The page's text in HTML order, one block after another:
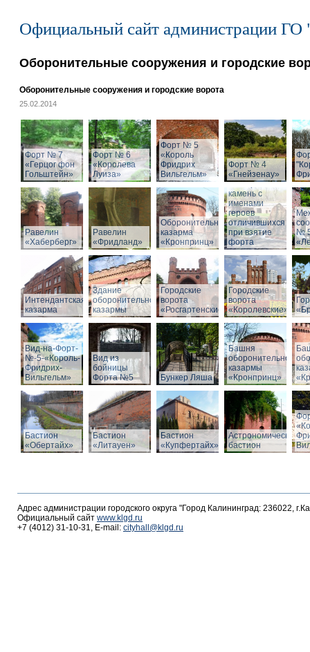
Официальный сайт администрации ГО
Оборонительные сооружения и городские
Оборонительные сооружения и городские ворота
25.02.2014
Форт № 7
«Герцог фон
Гольштейн»
Форт № 6
«Королева
Луиза»
Форт № 5
«Король
Фридрих
Вильгельм»
Форт № 4
«Гнейзенау»
Равелин
«Хаберберг»
Равелин
«Фридланд»
Оборонительная
казарма
«Кронпринц»
Мемориальный
камень с
именами
героев
отличившихся
при взятие
форта
№
Интендантская
казарма
Здание
оборонительной
казармы
Городские
ворота
«Росгартенские»
Городские
ворота
«Королевские»
Вид-на-Форт-
№-5-«Король-
Фридрих-
Вильгельм»
Вид из
бойницы
Форта №5
Бункер Ляша
Башня
оборонительной
казармы
«Кронпринц»
Бастион
«Обертайх»
Бастион
«Литауен»
Бастион
«Купфертайх»
Астрономический
бастион
Адрес администрации городского округа "Город Калининград: 236022,
Официальный сайт www.klgd.ru
+7 (4012) 31-10-31, E-mail: cityhall@klgd.ru